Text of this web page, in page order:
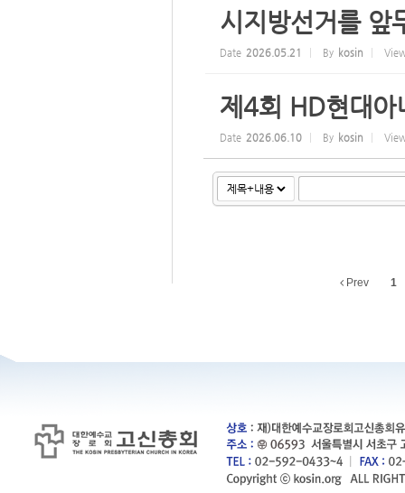
시지방선거를 앞
Date 2026.05.21 By kosin
제4회 HD현대아
Date 2026.06.10 By kosin
Prev 1